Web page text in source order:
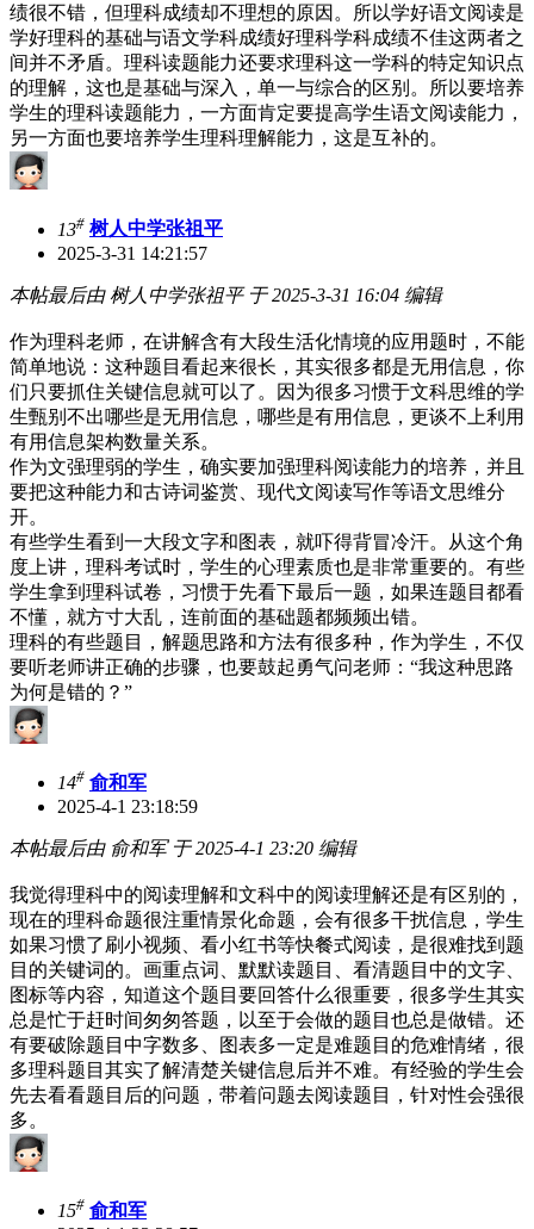
绩很不错，但理科成绩却不理想的原因。所以学好语文阅读是
学好理科的基础与语文学科成绩好理科学科成绩不佳这两者之
间并不矛盾。理科读题能力还要求理科这一学科的特定知识点
的理解，这也是基础与深入，单一与综合的区别。所以要培养
学生的理科读题能力，一方面肯定要提高学生语文阅读能力，
另一方面也要培养学生理科理解能力，这是互补的。
13# 树人中学张祖平
2025-3-31 14:21:57
本帖最后由 树人中学张祖平 于 2025-3-31 16:04 编辑
作为理科老师，在讲解含有大段生活化情境的应用题时，不能
简单地说：这种题目看起来很长，其实很多都是无用信息，你
们只要抓住关键信息就可以了。因为很多习惯于文科思维的学
生甄别不出哪些是无用信息，哪些是有用信息，更谈不上利用
有用信息架构数量关系。
作为文强理弱的学生，确实要加强理科阅读能力的培养，并且
要把这种能力和古诗词鉴赏、现代文阅读写作等语文思维分
开。
有些学生看到一大段文字和图表，就吓得背冒冷汗。从这个角
度上讲，理科考试时，学生的心理素质也是非常重要的。有些
学生拿到理科试卷，习惯于先看下最后一题，如果连题目都看
不懂，就方寸大乱，连前面的基础题都频频出错。
理科的有些题目，解题思路和方法有很多种，作为学生，不仅
要听老师讲正确的步骤，也要鼓起勇气问老师：“我这种思路
为何是错的？”
14# 俞和军
2025-4-1 23:18:59
本帖最后由 俞和军 于 2025-4-1 23:20 编辑
我觉得理科中的阅读理解和文科中的阅读理解还是有区别的，
现在的理科命题很注重情景化命题，会有很多干扰信息，学生
如果习惯了刷小视频、看小红书等快餐式阅读，是很难找到题
目的关键词的。画重点词、默默读题目、看清题目中的文字、
图标等内容，知道这个题目要回答什么很重要，很多学生其实
总是忙于赶时间匆匆答题，以至于会做的题目也总是做错。还
有要破除题目中字数多、图表多一定是难题目的危难情绪，很
多理科题目其实了解清楚关键信息后并不难。有经验的学生会
先去看看题目后的问题，带着问题去阅读题目，针对性会强很
多。
15# 俞和军